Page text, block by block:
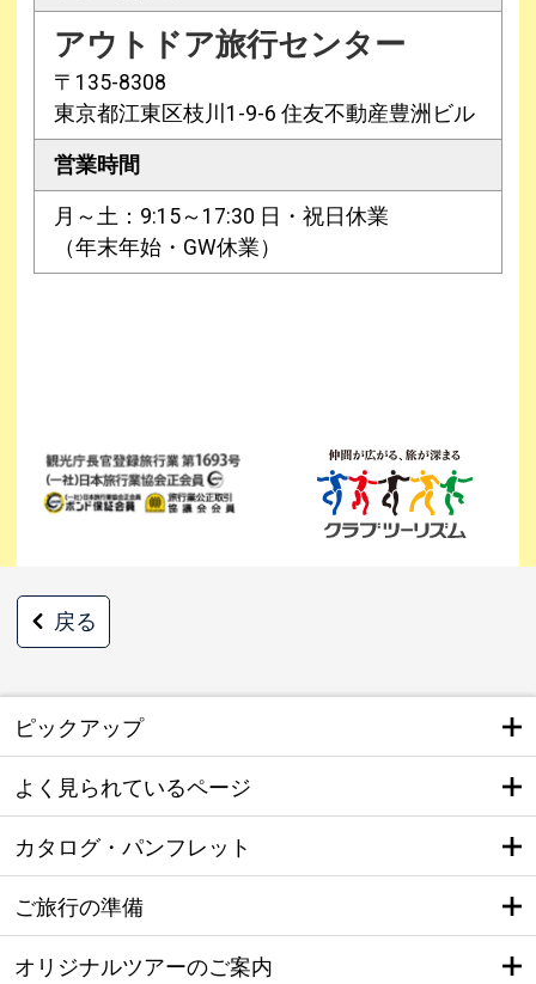
アウトドア旅行センター
〒135-8308
東京都江東区枝川1-9-6 住友不動産豊洲ビル
営業時間
月～土：9:15～17:30 日・祝日休業
（年末年始・GW休業）
戻る
ピックアップ
よく見られているページ
カタログ・パンフレット
ご旅行の準備
オリジナルツアーのご案内